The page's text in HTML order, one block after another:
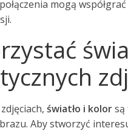
mogą
światło i kolorsą
Aby stworzyć